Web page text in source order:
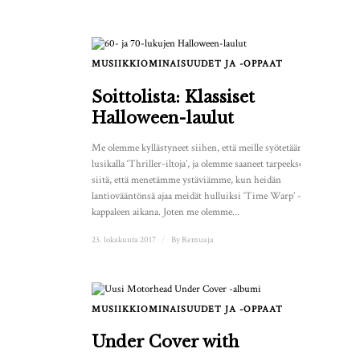
MUSIIKKIOMINAISUUDET JA -OPPAAT
Soittolista: Klassiset
Halloween-laulut
Me olemme kyllästyneet siihen, että meille syötetään
lusikalla ‘Thriller-iltoja’, ja olemme saaneet tarpeeksemme
siitä, että menetämme ystäviämme, kun heidän
lantiovääntönsä ajaa meidät hulluiksi ‘Time Warp’ -
kappaleen aikana. Joten me olemme...
23. lokakuuta 2017 By Remuaja
MUSIIKKIOMINAISUUDET JA -OPPAAT
Under Cover with